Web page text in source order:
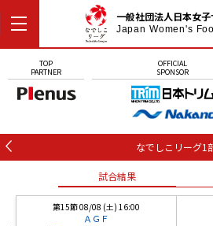
一般社団法人日本女
Japan Women's
TOP
PARTNER
OFFICIAL
SPONSOR
なでしこリーグ1
試合結果
第15節 08/08 (土) 16:00
ＡＧＦ